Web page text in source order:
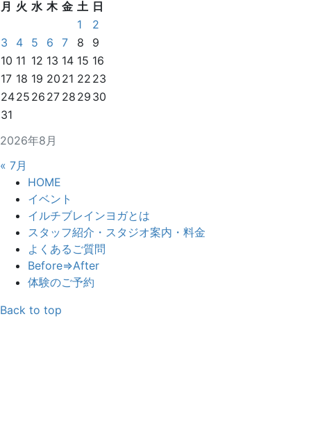
2026年8月
月 火 水 木 金 土 日
1
2
3
4 5 6 7 8
9
10 11 12 13 14 15 16
17 18 19 20 21 22 23
2425 26 27 28 29 30
31
« 7月
HOME
イベント
イルチブレインヨガとは
スタッフ紹介・スタジオ案内・料金
よくあるご質問
Before⇒After
体験のご予約
Back to top